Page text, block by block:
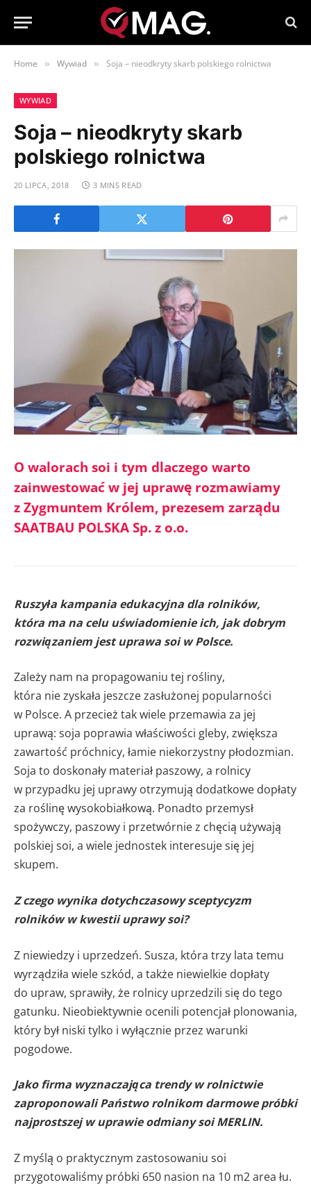
Home » Wywiad » Soja – nieodkryty skarb polskiego rolnictwa
WYWIAD
Soja – nieodkryty skarb
polskiego rolnictwa
20 LIPCA, 2018 3 MINS READ
O walorach soi i tym dlaczego warto
zainwestować w jej uprawę rozmawiamy
z Zygmuntem Królem, prezesem zarządu
SAATBAU POLSKA Sp. z o.o.
Ruszyła kampania edukacyjna dla rolników,
która ma na celu uświadomienie ich, jak dobrym
rozwiązaniem jest uprawa soi w Polsce.
Zależy nam na propagowaniu tej rośliny,
która nie zyskała jeszcze zasłużonej popularności
w Polsce. A przecież tak wiele przemawia za jej
uprawą: soja poprawia właściwości gleby, zwiększa
zawartość próchnicy, łamie niekorzystny płodozmian.
Soja to doskonały materiał paszowy, a rolnicy
w przypadku jej uprawy otrzymują dodatkowe dopłaty
za roślinę wysokobiałkową. Ponadto przemysł
spożywczy, paszowy i przetwórnie z chęcią używają
polskiej soi, a wiele jednostek interesuje się jej
skupem.
Z czego wynika dotychczasowy sceptycyzm
rolników w kwestii uprawy soi?
Z niewiedzy i uprzedzeń. Susza, która trzy lata temu
wyrządziła wiele szkód, a także niewielkie dopłaty
do upraw, sprawiły, że rolnicy uprzedzili się do tego
gatunku. Nieobiektywnie ocenili potencjał plonowania,
który był niski tylko i wyłącznie przez warunki
pogodowe.
Jako firma wyznaczająca trendy w rolnictwie
zaproponowali Państwo rolnikom darmowe próbki
najprostszej w uprawie odmiany soi MERLIN.
Z myślą o praktycznym zastosowaniu soi
przygotowaliśmy próbki 650 nasion na 10 m2 area łu.